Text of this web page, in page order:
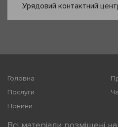
Урядовий контактний
Головна
Послуги
Новини